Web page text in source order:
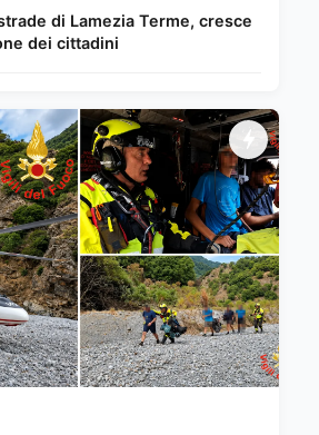
di Lamezia Terme, cresce
dei cittadini